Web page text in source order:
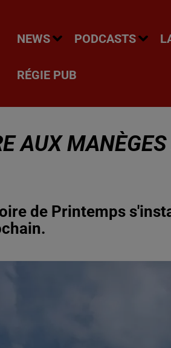
NEWS PODCASTS
RÉGIE PUB
AUX
de Printemps